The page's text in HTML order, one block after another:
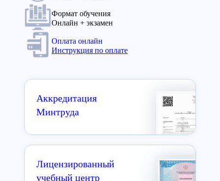
Формат обучения
Онлайн + экзамен
Оплата онлайн
Инструкция по оплате
Аккредитация
Минтруда
Лицензированный
учебный центр